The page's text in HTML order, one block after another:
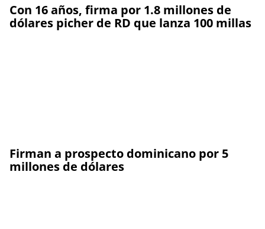
Con 16 años, firma por 1.8 millones de
dólares picher de RD que lanza 100 millas
Firman a prospecto dominicano por 5
millones de dólares